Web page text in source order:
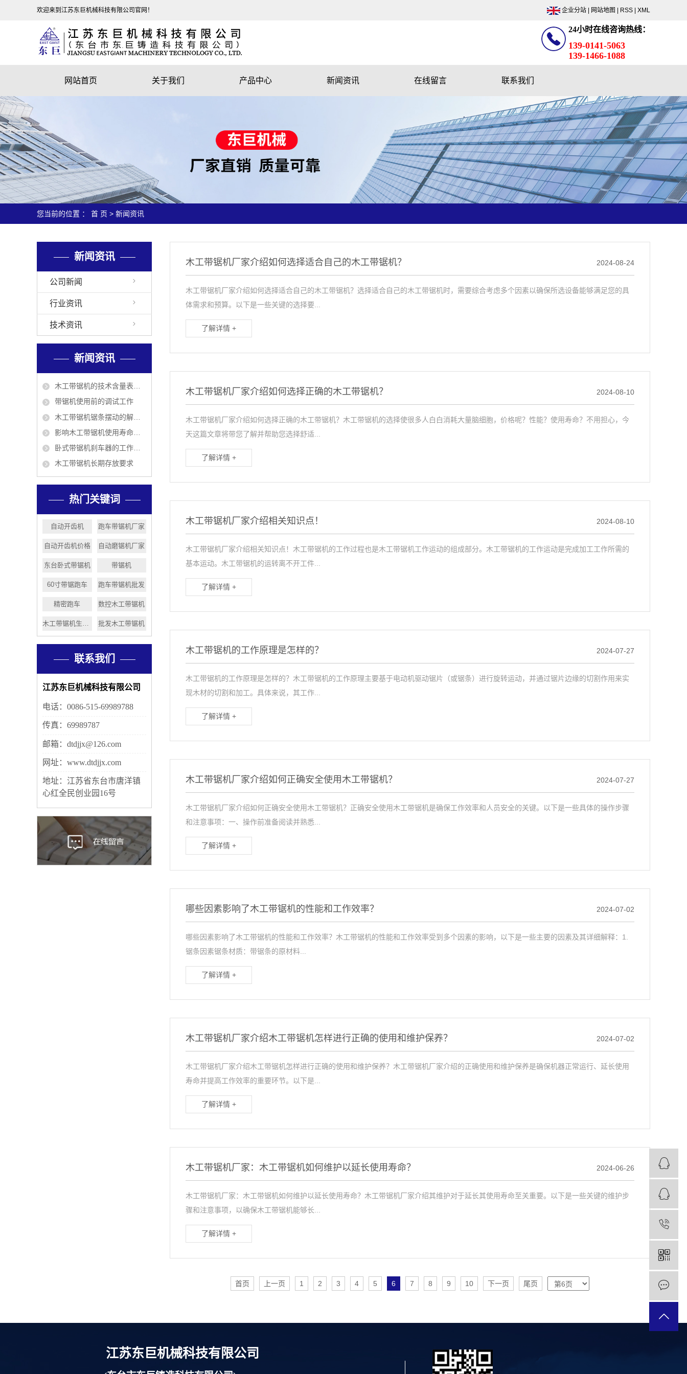
欢迎来到江苏东巨机械科技有限公司官网！ 企业分站 网站地图 RSS XML
24小时在线咨询热线：
139-0141-5063
139-1466-1088
网站首页 关于我们 产品中心
对口锯、多片锯
附机
环保机械
新闻资讯 在线留言 联系我们
您当前的位置 ： 首 页 > 新闻资讯
新闻资讯
公司新闻
行业资讯
技术资讯
新闻资讯
木工带锯机的技术含量表现在哪几方面？
带锯机使用前的调试工作
木工带锯机锯条摆动的解决方法
影响木工带锯机使用寿命的5个因素
卧式带锯机刹车器的工作原理
木工带锯机长期存放要求
热门关键词
自动开齿机 跑车带锯机厂家
自动开齿机价格 自动磨锯机厂家
东台卧式带锯机 带锯机
60寸带锯跑车 跑车带锯机批发
精密跑车 数控木工带锯机
批发木工带锯机
联系我们
江苏东巨机械科技有限公司
电话：0086-515-69989788
传真：69989787
邮箱：dtdjjx@126.com
网址：www.dtdjjx.com
地址：江苏省东台市唐洋镇
心红全民创业园16号
木工带锯机厂家介绍如何选择适合自己的木工带锯机？ 2024-08-24
木工带锯机厂家介绍如何选择适合自己的木工带锯机？选择适合自己的木工带锯机时，需要综合考虑多个因素以确保所选设备能够满足您的具
体需求和预算。以下是一些关键的选择要...
了解详情 +
木工带锯机厂家介绍如何选择正确的木工带锯机？ 2024-08-10
木工带锯机厂家介绍如何选择正确的木工带锯机？木工带锯机的选择使很多人白白消耗大量脑细胞，价格呢？性能？使用寿命？不用担心，今
天这篇文章将带您了解并帮助您选择舒适...
了解详情 +
木工带锯机厂家介绍相关知识点！ 2024-08-10
木工带锯机厂家介绍相关知识点！木工带锯机的工作过程也是木工带锯机工作运动的组成部分。木工带锯机的工作运动是完成加工工作所需的
基本运动。木工带锯机的运转离不开工件...
了解详情 +
木工带锯机的工作原理是怎样的？ 2024-07-27
木工带锯机的工作原理是怎样的？木工带锯机的工作原理主要基于电动机驱动锯片（或锯条）进行旋转运动，并通过锯片边缘的切割作用来实
现木材的切割和加工。具体来说，其工作...
了解详情 +
木工带锯机厂家介绍如何正确安全使用木工带锯机？ 2024-07-27
木工带锯机厂家介绍如何正确安全使用木工带锯机？正确安全使用木工带锯机是确保工作效率和人员安全的关键。以下是一些具体的操作步骤
和注意事项：一、操作前准备阅读并熟悉...
了解详情 +
哪些因素影响了木工带锯机的性能和工作效率？ 2024-07-02
哪些因素影响了木工带锯机的性能和工作效率？木工带锯机的性能和工作效率受到多个因素的影响，以下是一些主要的因素及其详细解释：1.
锯条因素锯条材质：带锯条的原材料...
了解详情 +
木工带锯机厂家介绍木工带锯机怎样进行正确的使用和维护保养？ 2024-07-02
木工带锯机厂家介绍木工带锯机怎样进行正确的使用和维护保养？木工带锯机厂家介绍的正确使用和维护保养是确保机器正常运行、延长使用
寿命并提高工作效率的重要环节。以下是...
了解详情 +
木工带锯机厂家：木工带锯机如何维护以延长使用寿命？ 2024-06-26
木工带锯机厂家：木工带锯机如何维护以延长使用寿命？木工带锯机厂家介绍其维护对于延长其使用寿命至关重要。以下是一些关键的维护步
骤和注意事项，以确保木工带锯机能够长...
了解详情 +
首页 上一页 1 2 3 4 5 6 7 8 9 10 下一页 尾页
江苏东巨机械科技有限公司